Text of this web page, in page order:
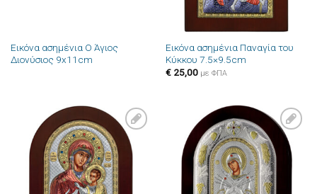
Εικόνα ασημένια Ο Άγιος
Διονύσιος 9x11cm
Εικόνα ασημένια Παναγία του
Κύκκου 7.5×9.5cm
€25,00 με ΦΠΑ
Πρόσθήκη
στην λίστα
επιθυμιών
Πρόσθήκη
στην λίστα
επιθυμιών